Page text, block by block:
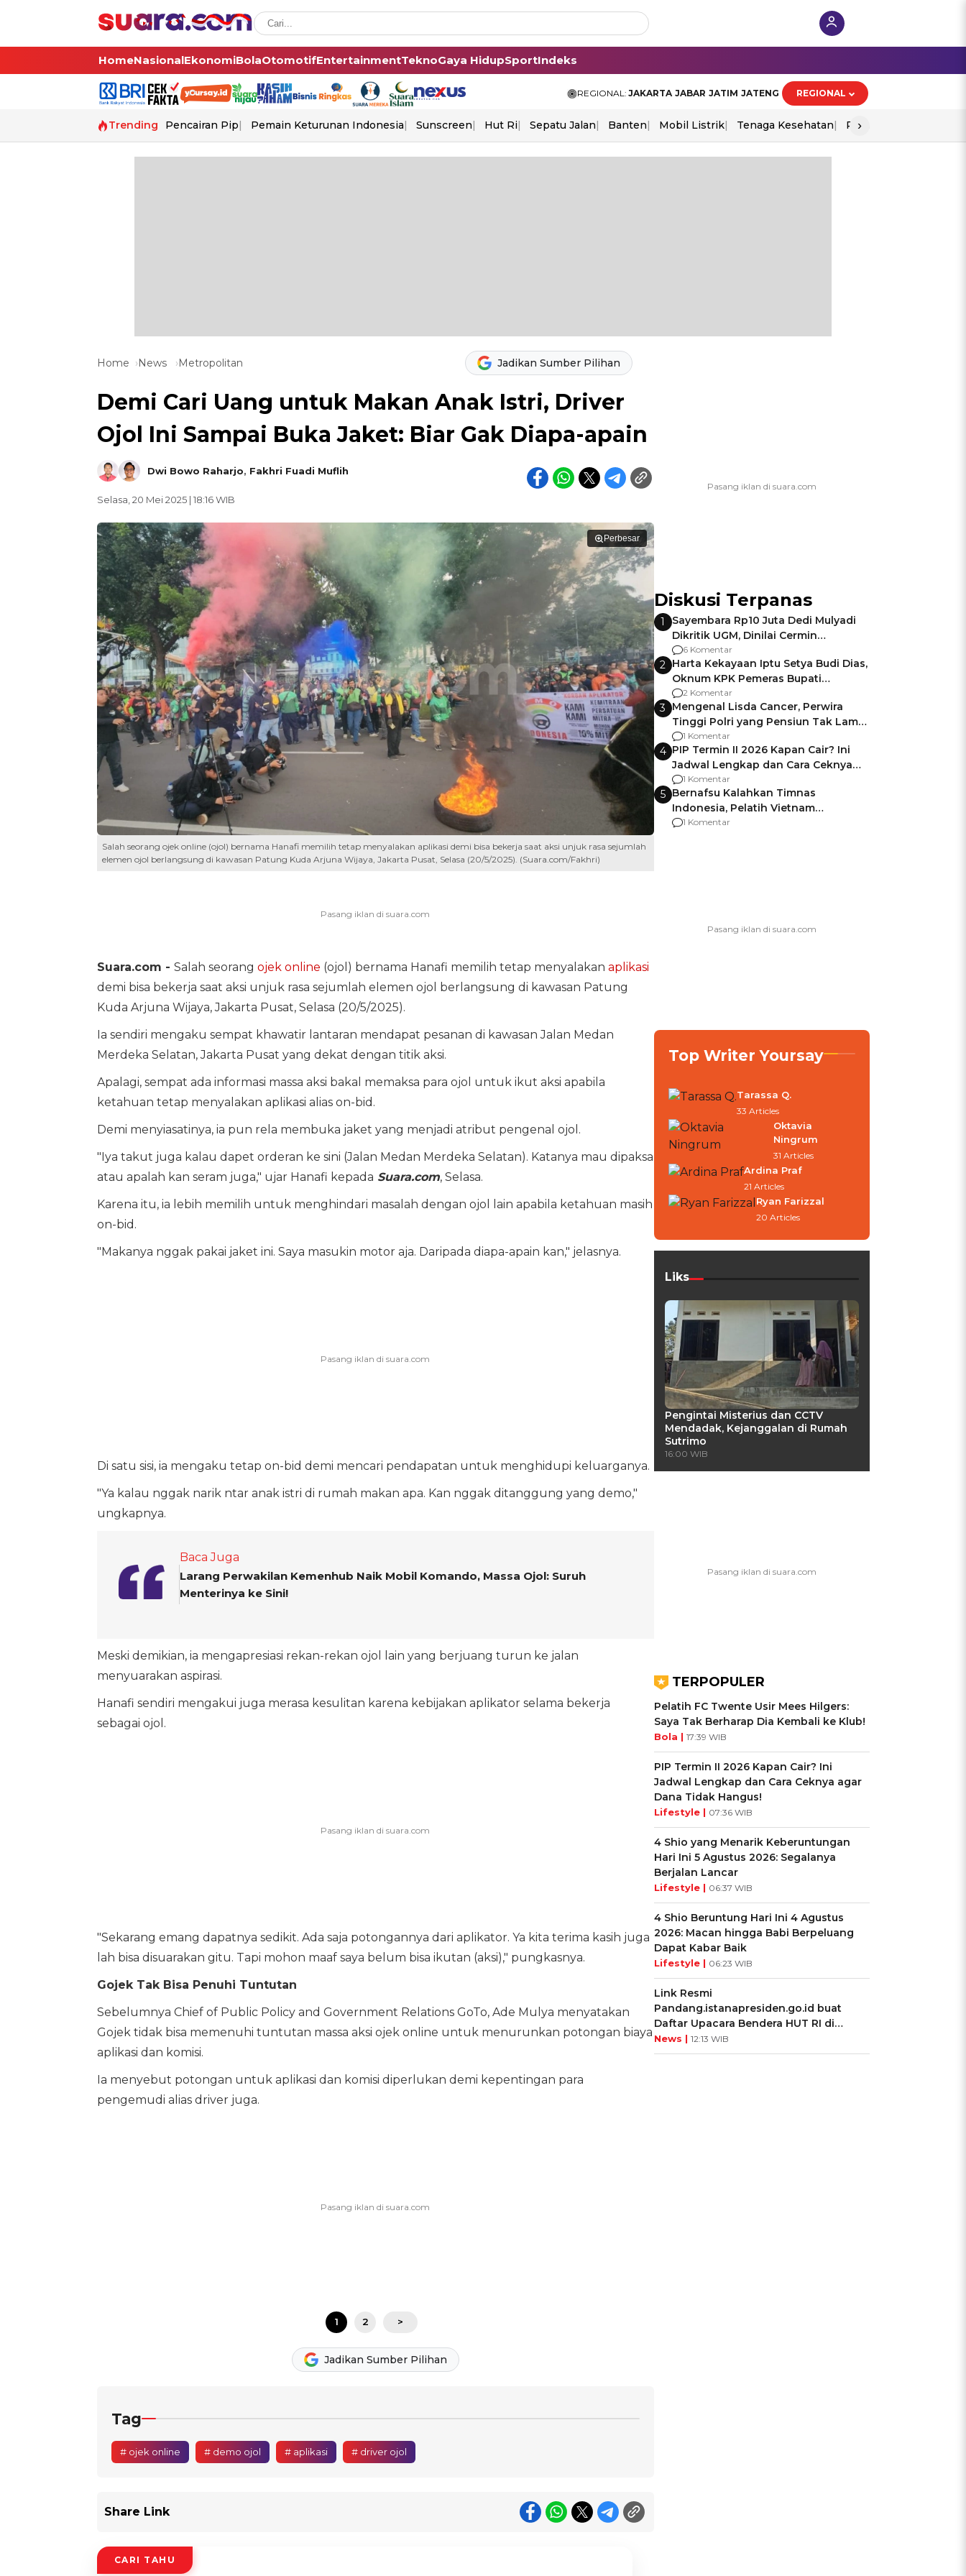
HomeNasionalEkonomiBolaOtomotifEntertainmentTeknoGaya HidupSportIndeks
REGIONAL: JAKARTA JABAR JATIM JATENG REGIONAL
Trending Pencairan Pip Pemain Keturunan Indonesia Sunscreen Hut Ri Sepatu Jalan Banten Mobil Listrik Tenaga Kesehatan Perang As-Iran
›
Home News Metropolitan Jadikan Sumber Pilihan
Demi Cari Uang untuk Makan Anak Istri, Driver
Ojol Ini Sampai Buka Jaket: Biar Gak Diapa-apain
Dwi Bowo Raharjo, Fakhri Fuadi Muflih
Selasa, 20 Mei 2025 | 18:16 WIB
Perbesar
Salah seorang ojek online (ojol) bernama Hanafi memilih tetap menyalakan aplikasi demi bisa bekerja saat aksi unjuk rasa sejumlah
elemen ojol berlangsung di kawasan Patung Kuda Arjuna Wijaya, Jakarta Pusat, Selasa (20/5/2025). (Suara.com/Fakhri)
Suara.com - Salah seorang ojek online (ojol) bernama Hanafi memilih tetap menyalakan aplikasi
demi bisa bekerja saat aksi unjuk rasa sejumlah elemen ojol berlangsung di kawasan Patung
Kuda Arjuna Wijaya, Jakarta Pusat, Selasa (20/5/2025).
Ia sendiri mengaku sempat khawatir lantaran mendapat pesanan di kawasan Jalan Medan
Merdeka Selatan, Jakarta Pusat yang dekat dengan titik aksi.
Apalagi, sempat ada informasi massa aksi bakal memaksa para ojol untuk ikut aksi apabila
ketahuan tetap menyalakan aplikasi alias on-bid.
Demi menyiasatinya, ia pun rela membuka jaket yang menjadi atribut pengenal ojol.
"Iya takut juga kalau dapet orderan ke sini (Jalan Medan Merdeka Selatan). Katanya mau dipaksa
atau apalah kan seram juga," ujar Hanafi kepada Suara.com, Selasa.
Karena itu, ia lebih memilih untuk menghindari masalah dengan ojol lain apabila ketahuan masih
on-bid.
"Makanya nggak pakai jaket ini. Saya masukin motor aja. Daripada diapa-apain kan," jelasnya.
Di satu sisi, ia mengaku tetap on-bid demi mencari pendapatan untuk menghidupi keluarganya.
"Ya kalau nggak narik ntar anak istri di rumah makan apa. Kan nggak ditanggung yang demo,"
ungkapnya.
Baca Juga
Larang Perwakilan Kemenhub Naik Mobil Komando, Massa Ojol: Suruh
Menterinya ke Sini!
Meski demikian, ia mengapresiasi rekan-rekan ojol lain yang berjuang turun ke jalan
menyuarakan aspirasi.
Hanafi sendiri mengakui juga merasa kesulitan karena kebijakan aplikator selama bekerja
sebagai ojol.
"Sekarang emang dapatnya sedikit. Ada saja potongannya dari aplikator. Ya kita terima kasih juga
lah bisa disuarakan gitu. Tapi mohon maaf saya belum bisa ikutan (aksi)," pungkasnya.
Gojek Tak Bisa Penuhi Tuntutan
Sebelumnya Chief of Public Policy and Government Relations GoTo, Ade Mulya menyatakan
Gojek tidak bisa memenuhi tuntutan massa aksi ojek online untuk menurunkan potongan biaya
aplikasi dan komisi.
Ia menyebut potongan untuk aplikasi dan komisi diperlukan demi kepentingan para
pengemudi alias driver juga.
1 2 >
Jadikan Sumber Pilihan
Tag
# ojek online # demo ojol # aplikasi # driver ojol
Share Link
CARI TAHU
Diskusi Terpanas
1
Sayembara Rp10 Juta Dedi Mulyadi
Dikritik UGM, Dinilai Cermin
Gagalnya Negara Jamin Keamanan
6 Komentar
2 Harta Kekayaan Iptu Setya Budi Dias,
Oknum KPK Pemeras Bupati
Pemalang
2 Komentar
3 Mengenal Lisda Cancer, Perwira
Tinggi Polri yang Pensiun Tak Lama
Usai Jadi Brigjen
1 Komentar
4 PIP Termin II 2026 Kapan Cair? Ini
Jadwal Lengkap dan Cara Ceknya
agar Dana Tidak Hangus!
1 Komentar
5 Bernafsu Kalahkan Timnas
Indonesia, Pelatih Vietnam
Berencana Pakai Jimat di Pakansari
1 Komentar
Top Writer Yoursay
Tarassa Q.
33 Articles
Oktavia
Ningrum
31 Articles
Ardina Praf
21 Articles
Ryan Farizzal
20 Articles
Liks
Pengintai Misterius dan CCTV
Mendadak, Kejanggalan di Rumah
Sutrimo
16:00 WIB
TERPOPULER
Pelatih FC Twente Usir Mees Hilgers:
Saya Tak Berharap Dia Kembali ke Klub!
Bola | 17:39 WIB
PIP Termin II 2026 Kapan Cair? Ini
Jadwal Lengkap dan Cara Ceknya agar
Dana Tidak Hangus!
Lifestyle | 07:36 WIB
4 Shio yang Menarik Keberuntungan
Hari Ini 5 Agustus 2026: Segalanya
Berjalan Lancar
Lifestyle | 06:37 WIB
4 Shio Beruntung Hari Ini 4 Agustus
2026: Macan hingga Babi Berpeluang
Dapat Kabar Baik
Lifestyle | 06:23 WIB
Link Resmi
Pandang.istanapresiden.go.id buat
Daftar Upacara Bendera HUT RI di
Istana Negara
News | 12:13 WIB